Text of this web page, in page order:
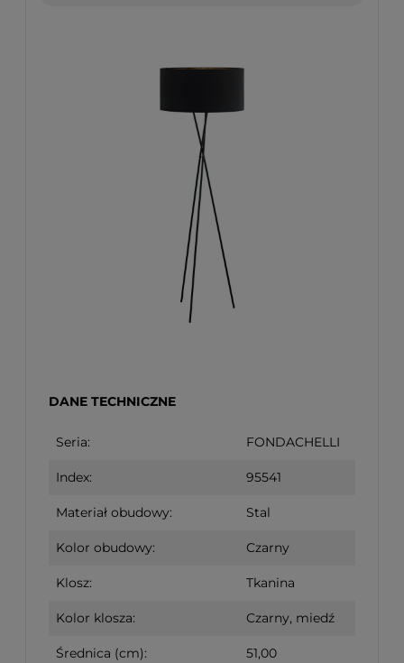
DANE TECHNICZNE
Seria: FONDACHELLI
Index: 95541
Materiał obudowy: Stal
Kolor obudowy: Czarny
Klosz: Tkanina
Kolor klosza: Czarny, miedź
Średnica (cm): 51,00